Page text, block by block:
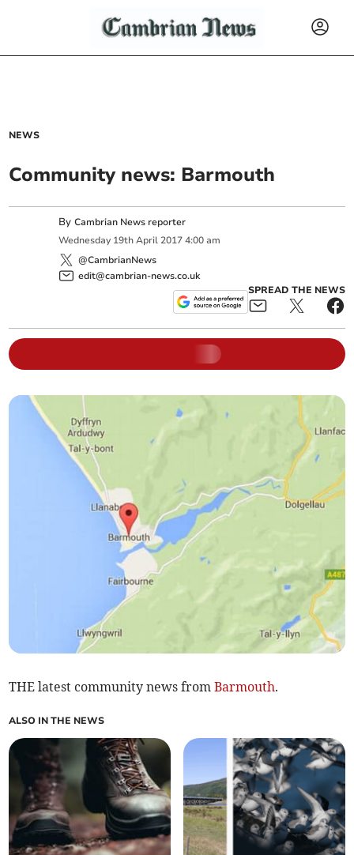
NEWS
Community news: Barmouth
ByCambrian News reporter
Wednesday 19th April 2017 4:00 am
@CambrianNews
edit@cambrian-news.co.uk
SPREAD THE NEWS
THE latest community news fromBarmouth.
ALSO IN THE NEWS